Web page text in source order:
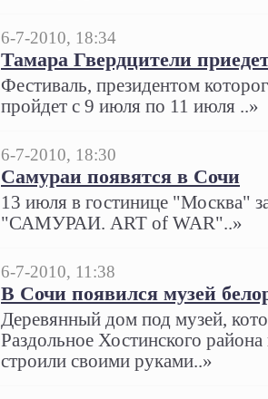
6-7-2010, 18:34
Тамара Гвердцители
Фестиваль, президентом
пройдет с 9 июля по 11 июля ..»
6-7-2010, 18:30
Самураи появятся в Сочи
13 июля в гостинице "Москва"
"САМУРАИ. ART of WAR"..»
6-7-2010, 11:38
В Сочи появился музей
Деревянный дом под музей,
Раздольное Хостинского
строили своими руками..»